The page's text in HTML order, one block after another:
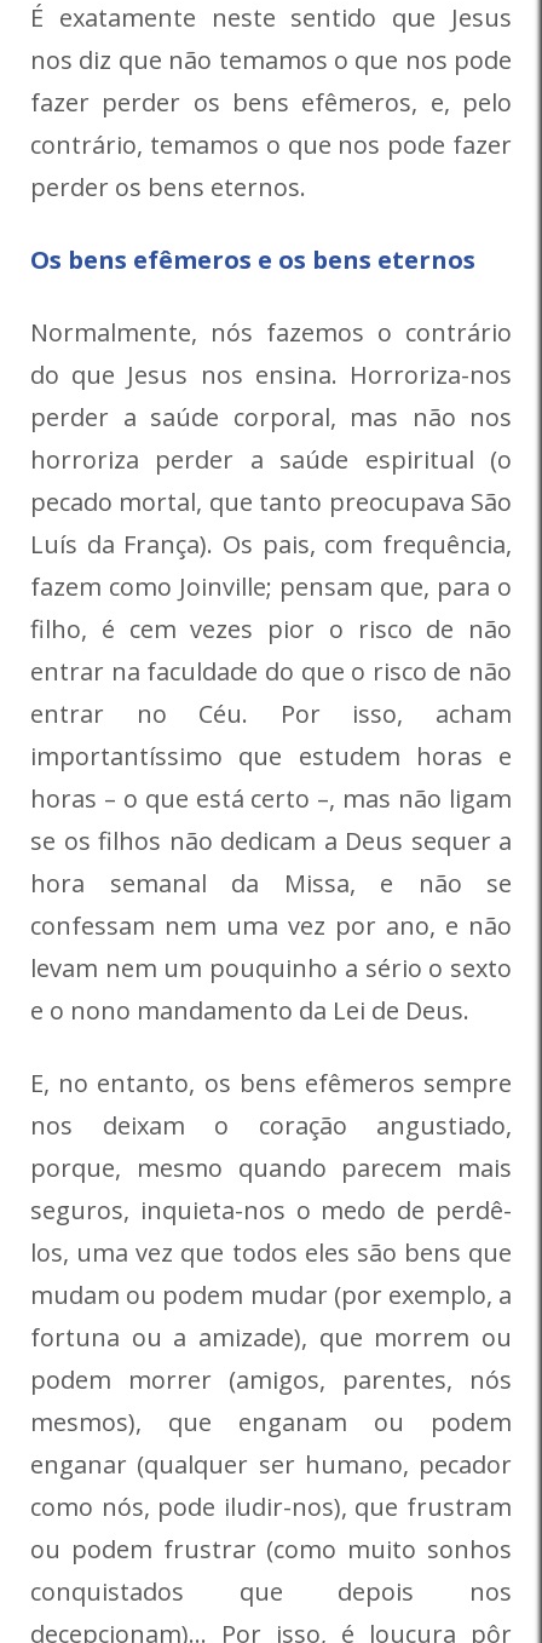
É exatamente neste sentido que Jesus
nos diz que não temamos o que nos pode
fazer perder os bens efêmeros, e, pelo
contrário, temamos o que nos pode fazer
perder os bens eternos.
Os bens efêmeros e os bens eternos
Normalmente, nós fazemos o contrário
do que Jesus nos ensina. Horroriza-nos
perder a saúde corporal, mas não nos
horroriza perder a saúde espiritual (o
pecado mortal, que tanto preocupava São
Luís da França). Os pais, com frequência,
fazem como Joinville; pensam que, para o
filho, é cem vezes pior o risco de não
entrar na faculdade do que o risco de não
entrar no Céu. Por isso, acham
importantíssimo que estudem horas e
horas – o que está certo –, mas não ligam
se os filhos não dedicam a Deus sequer a
hora semanal da Missa, e não se
confessam nem uma vez por ano, e não
levam nem um pouquinho a sério o sexto
e o nono mandamento da Lei de Deus.
E, no entanto, os bens efêmeros sempre
nos deixam o coração angustiado,
porque, mesmo quando parecem mais
seguros, inquieta-nos o medo de perdê-
los, uma vez que todos eles são bens que
mudam ou podem mudar (por exemplo, a
fortuna ou a amizade), que morrem ou
podem morrer (amigos, parentes, nós
mesmos), que enganam ou podem
enganar (qualquer ser humano, pecador
como nós, pode iludir-nos), que frustram
ou podem frustrar (como muito sonhos
conquistados que depois nos
decepcionam)… Por isso, é loucura pôr